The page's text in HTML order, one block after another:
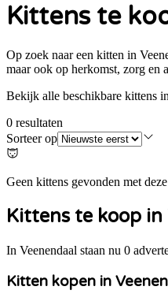
Kittens te
Op zoek naar een kitten in
maar ook op herkomst, zorg en
Bekijk alle beschikbare kittens
0 resultaten
Sorteer op
Geen kittens gevonden met
Kittens te koop in
In Veenendaal staan nu 0
Kitten kopen in